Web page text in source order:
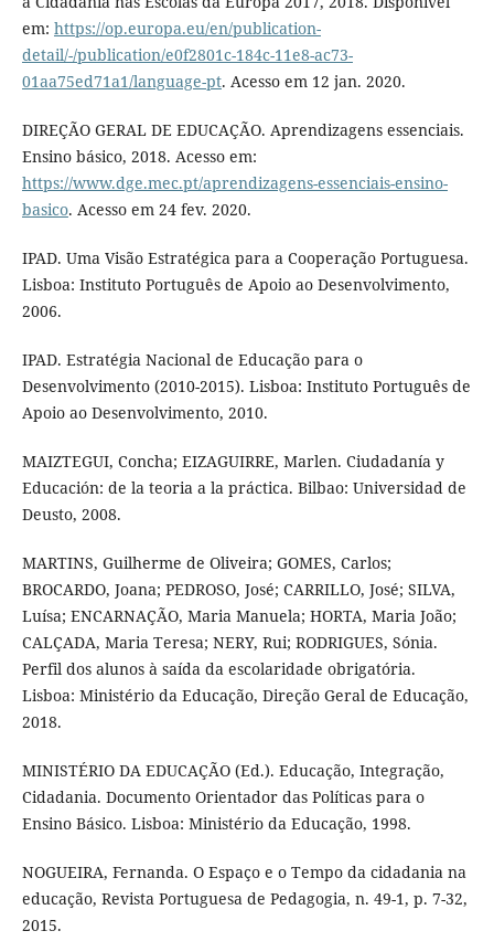
em: https://op.europa.eu/en/publication-
detail/-/publication/e0f2801c-184c-11e8-ac73-
01aa75ed71a1/language-pt. Acesso em 12 jan. 2020.
DIREÇÃO GERAL DE EDUCAÇÃO. Aprendizagens essenciais.
Ensino básico, 2018. Acesso em:
https://www.dge.mec.pt/aprendizagens-essenciais-ensino-
basico. Acesso em 24 fev. 2020.
IPAD. Uma Visão Estratégica para a Cooperação Portuguesa.
Lisboa: Instituto Português de Apoio ao Desenvolvimento,
2006.
IPAD. Estratégia Nacional de Educação para o
Desenvolvimento (2010-2015). Lisboa: Instituto Português de
Apoio ao Desenvolvimento, 2010.
MAIZTEGUI, Concha; EIZAGUIRRE, Marlen. Ciudadanía y
Educación: de la teoria a la práctica. Bilbao: Universidad de
Deusto, 2008.
MARTINS, Guilherme de Oliveira; GOMES, Carlos;
BROCARDO, Joana; PEDROSO, José; CARRILLO, José; SILVA,
Luísa; ENCARNAÇÃO, Maria Manuela; HORTA, Maria João;
CALÇADA, Maria Teresa; NERY, Rui; RODRIGUES, Sónia.
Perfil dos alunos à saída da escolaridade obrigatória.
Lisboa: Ministério da Educação, Direção Geral de Educação,
2018.
MINISTÉRIO DA EDUCAÇÃO (Ed.). Educação, Integração,
Cidadania. Documento Orientador das Políticas para o
Ensino Básico. Lisboa: Ministério da Educação, 1998.
NOGUEIRA, Fernanda. O Espaço e o Tempo da cidadania na
educação, Revista Portuguesa de Pedagogia, n. 49-1, p. 7-32,
2015.